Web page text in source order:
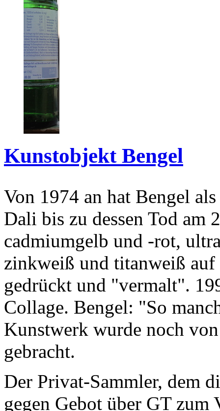
Kunstobjekt Bengel
Von 1974 an hat Bengel
Dali bis zu dessen Tod am
cadmiumgelb und -rot,
zinkweiß und titanweiß
gedrückt und "vermalt".
Collage. Bengel: "So
Kunstwerk wurde noch
gebracht.
Der Privat-Sammler, dem
gegen Gebot über GT zum